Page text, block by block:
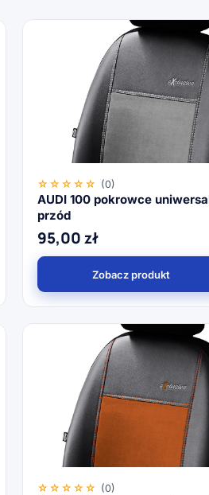
☆☆☆☆☆ (0)
AUDI 100 pokrowce
przód
95,00zł
Zobacz produkt
☆☆☆☆☆ (0)